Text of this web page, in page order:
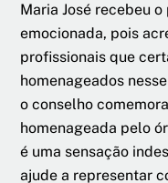
Maria José recebeu
emocionada, pois
profissionais que
homenageados
o conselho
homenageada pelo
é uma sensação
ajude a representar